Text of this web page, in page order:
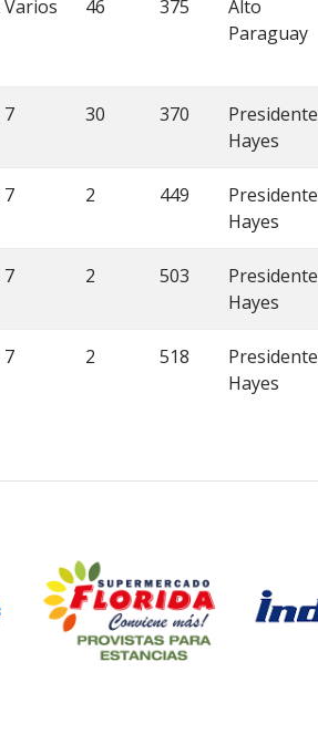
Varios 46 375
Alto
Paraguay
7 30 370
Presidente
Hayes
7 2 449
Presidente
Hayes
7 2 503
Presidente
Hayes
7 2 518
Presidente
Hayes